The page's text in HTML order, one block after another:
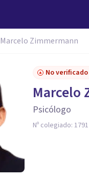
Marcelo Zimmermann
No verificado
Marcelo
Psicólogo
Nº colegiado: 1791